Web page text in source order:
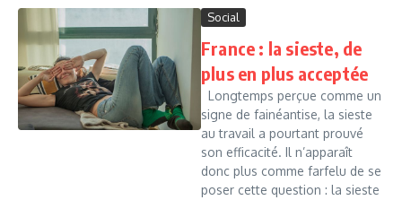
Social
France : la sieste, de
plus en plus acceptée
Longtemps perçue comme un
signe de fainéantise, la sieste
au travail a pourtant prouvé
son efficacité. Il n’apparaît
donc plus comme farfelu de se
poser cette question : la sieste